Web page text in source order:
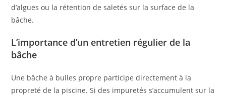
d’algues ou la rétention de saletés sur la surface de la
bâche.
L’importance d’un entretien régulier de la
bâche
Une bâche à bulles propre participe directement à la
propreté de la piscine. Si des impuretés s’accumulent sur la